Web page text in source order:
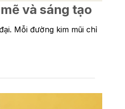
và sáng tạo
Mỗi đường kim mũi chỉ